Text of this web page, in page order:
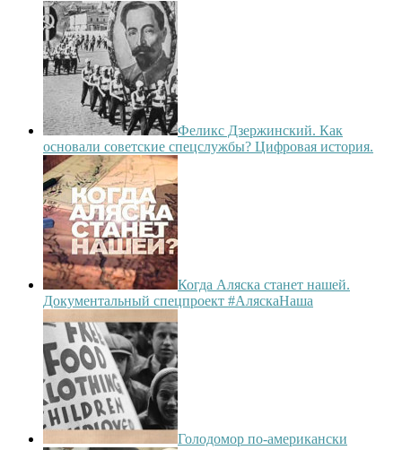
Феликс Дзержинский. Как
основали советские спецслужбы? Цифровая история.
Когда Аляска станет нашей.
Документальный спецпроект #АляскаНаша
Голодомор по-американски